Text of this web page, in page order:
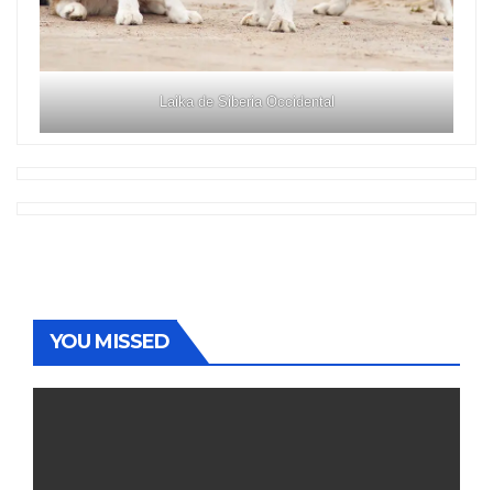
Laika de Siberia Occidental
YOU MISSED